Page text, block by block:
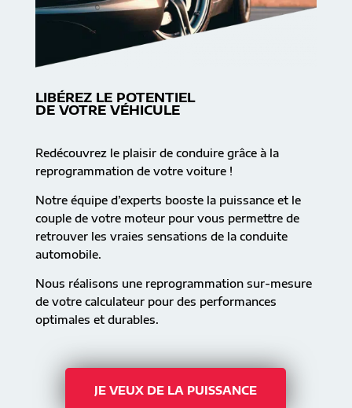
LIBÉREZ LE POTENTIEL
DE VOTRE VÉHICULE
Redécouvrez le plaisir de conduire grâce à la
reprogrammation de votre voiture !
Notre équipe d’experts booste la puissance et le
couple de votre moteur pour vous permettre de
retrouver les vraies sensations de la conduite
automobile.
Nous réalisons une reprogrammation sur-mesure
de votre calculateur pour des performances
optimales et durables.
JE VEUX DE LA PUISSANCE